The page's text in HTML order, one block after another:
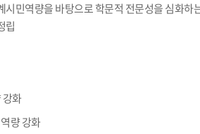
시민역량을 바탕으로 학문적 전문성을 심화하
립
강화
량 강화